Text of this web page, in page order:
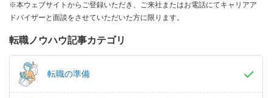
※本ウェブサイトからご登録いただき、ご来社またはお電話にてキャリアア
ドバイザーと面談をさせていただいた方に限ります。
転職ノウハウ記事カテゴリ
転職の準備